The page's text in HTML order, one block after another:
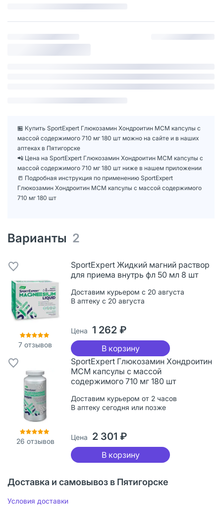
🏪 Купить SportExpert Глюкозамин Хондроитин МСМ капсулы с
массой содержимого 710 мг 180 шт можно на сайте и в наших
аптеках в Пятигорске
📲 Цена на SportExpert Глюкозамин Хондроитин МСМ капсулы с
массой содержимого 710 мг 180 шт ниже в нашем приложении
📒 Подробная инструкция по применению SportExpert
Глюкозамин Хондроитин МСМ капсулы с массой содержимого
710 мг 180 шт
Варианты 2
7 отзывов
SportExpert Жидкий магний раствор
для приема внутрь фл 50 мл 8 шт
Доставим курьером с 20 августа
В аптеку с 20 августа
Цена 1 262 ₽
В корзину
26 отзывов
SportExpert Глюкозамин Хондроитин
МСМ капсулы с массой
содержимого 710 мг 180 шт
Доставим курьером от 2 часов
В аптеку сегодня или позже
Цена 2 301 ₽
В корзину
Доставка и самовывоз в Пятигорске
Условия доставки